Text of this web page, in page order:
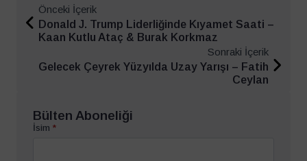
Önceki İçerik
Donald J. Trump Liderliğinde Kıyamet Saati –
Kaan Kutlu Ataç & Burak Korkmaz
Sonraki İçerik
Gelecek Çeyrek Yüzyılda Uzay Yarışı – Fatih
Ceylan
Bülten Aboneliği
İsim *